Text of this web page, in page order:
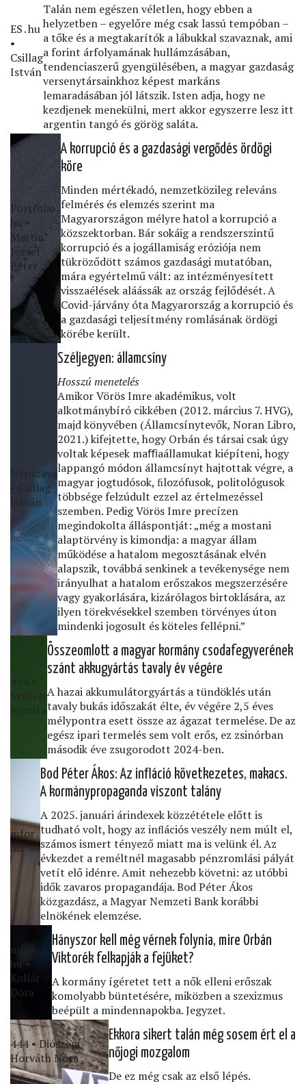
ES․hu
•
Csillag
István
Talán nem egészen véletlen, hogy ebben a
helyzetben – egyelőre még csak lassú tempóban –
a tőke és a megtakarítók a lábukkal szavaznak, ami
a forint árfolyamának hullámzásában,
tendenciaszerű gyengülésében, a magyar gazdaság
versenytársainkhoz képest markáns
lemaradásában jól látszik. Isten adja, hogy ne
kezdjenek menekülni, mert akkor egyszerre lesz itt
argentin tangó és görög saláta.
Portfolio․
hu •
Martin
József
Péter
A korrupció és a gazdasági vergődés ördögi
köre
Minden mértékadó, nemzetközileg releváns
felmérés és elemzés szerint ma
Magyarországon mélyre hatol a korrupció a
közszektorban. Bár sokáig a rendszerszintű
korrupció és a jogállamiság eróziója nem
tükröződött számos gazdasági mutatóban,
mára egyértelmű vált: az intézményesített
visszaélések aláássák az ország fejlődését. A
Covid-járvány óta Magyarország a korrupció és
a gazdasági teljesítmény romlásának ördögi
körébe került.
Népszava
• Csillag
István
Széljegyen: államcsíny
Hosszú menetelés
Amikor Vörös Imre akadémikus, volt
alkotmánybíró cikkében (2012. március 7. HVG),
majd könyvében (Államcsínytevők, Noran Libro,
2021.) kifejtette, hogy Orbán és társai csak úgy
voltak képesek maﬃaállamukat kiépíteni, hogy
lappangó módon államcsínyt hajtottak végre, a
magyar jogtudósok, ﬁlozófusok, politológusok
többsége felzúdult ezzel az értelmezéssel
szemben. Pedig Vörös Imre precízen
megindokolta álláspontját: „még a mostani
alaptörvény is kimondja: a magyar állam
működése a hatalom megosztásának elvén
alapszik, továbbá senkinek a tevékenysége nem
irányulhat a hatalom erőszakos megszerzésére
vagy gyakorlására, kizárólagos birtoklására, az
ilyen törekvésekkel szemben törvényes úton
mindenki jogosult és köteles fellépni.”
444 •
Székely
Sarolta
Összeomlott a magyar kormány csodafegyverének
szánt akkugyártás tavaly év végére
A hazai akkumulátorgyártás a tündöklés után
tavaly bukás időszakát élte, év végére 2,5 éves
mélypontra esett össze az ágazat termelése. De az
egész ipari termelés sem volt erős, ez zsinórban
második éve zsugorodott 2024-ben.
mfor․
hu
Bod Péter Ákos: Az inﬂáció következetes, makacs.
A kormánypropaganda viszont talány
A 2025. januári árindexek közzététele előtt is
tudható volt, hogy az inﬂációs veszély nem múlt el,
számos ismert tényező miatt ma is velünk él. Az
évkezdet a reméltnél magasabb pénzromlási pályát
vetít elő idénre. Amit nehezebb követni: az utóbbi
idők zavaros propagandája. Bod Péter Ákos
közgazdász, a Magyar Nemzeti Bank korábbi
elnökének elemzése.
mfor․
hu •
Kollár
Dóra
Hányszor kell még vérnek folynia, mire Orbán
Viktorék felkapják a fejüket?
A kormány ígéretet tett a nők elleni erőszak
komolyabb büntetésére, miközben a szexizmus
beépült a mindennapokba. Jegyzet.
444 • Diószegi-
Horváth Nóra
Ekkora sikert talán még sosem ért el a
nőjogi mozgalom
De ez még csak az első lépés.